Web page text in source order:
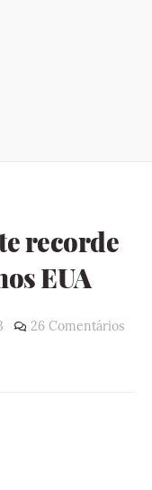
recorde
EUA
26 Comentários